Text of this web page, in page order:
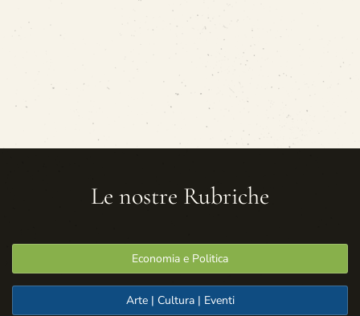
Le nostre Rubriche
Economia e Politica
Arte | Cultura | Eventi